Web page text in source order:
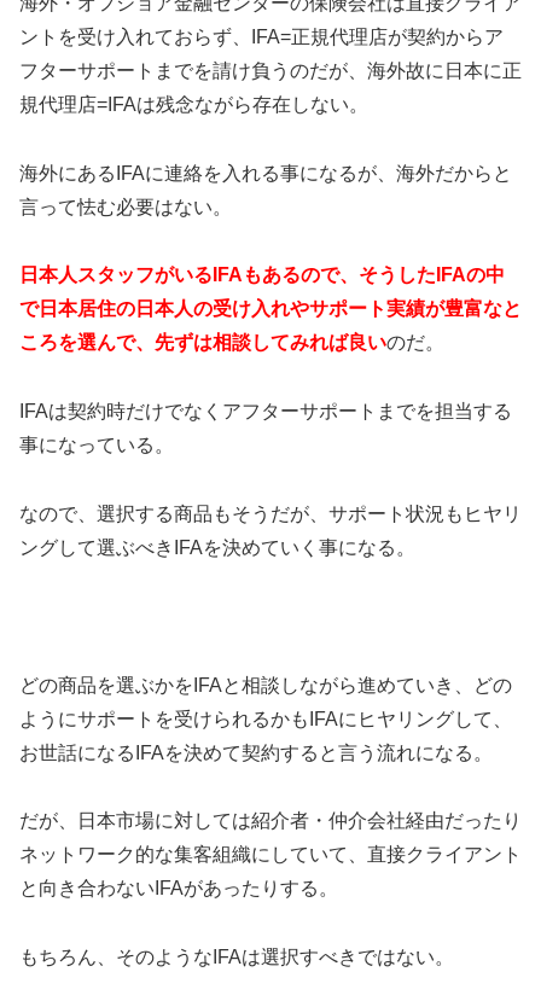
ントを受け入れておらず、IFA=正規代理店が契約からア
フターサポートまでを請け負うのだが、海外故に日本に正
規代理店=IFAは残念ながら存在しない。
海外にあるIFAに連絡を入れる事になるが、海外だからと
言って怯む必要はない。
日本人スタッフがいるIFAもあるので、そうしたIFAの中
で日本居住の日本人の受け入れやサポート実績が豊富なと
ころを選んで、先ずは相談してみれば良いのだ。
IFAは契約時だけでなくアフターサポートまでを担当する
事になっている。
なので、選択する商品もそうだが、サポート状況もヒヤリ
ングして選ぶべきIFAを決めていく事になる。
どの商品を選ぶかをIFAと相談しながら進めていき、どの
ようにサポートを受けられるかもIFAにヒヤリングして、
お世話になるIFAを決めて契約すると言う流れになる。
だが、日本市場に対しては紹介者・仲介会社経由だったり
ネットワーク的な集客組織にしていて、直接クライアント
と向き合わないIFAがあったりする。
もちろん、そのようなIFAは選択すべきではない。